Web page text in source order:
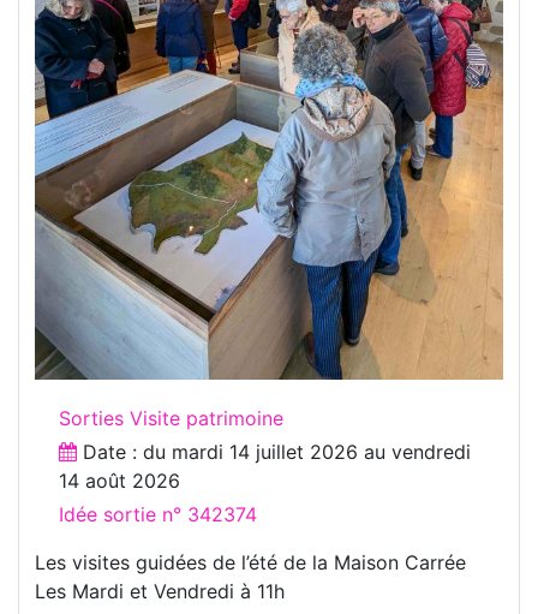
Sorties Visite patrimoine
Date : du mardi 14 juillet 2026 au vendredi
14 août 2026
Idée sortie n° 342374
Les visites guidées de l’été de la Maison Carrée
Les Mardi et Vendredi à 11h